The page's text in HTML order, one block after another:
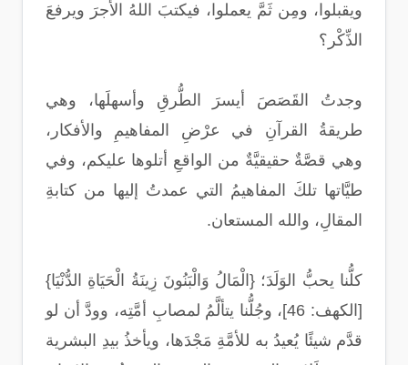
ويقبلوا، ومِن ثَمَّ يعملوا، فيكتبَ اللهُ الأجرَ ويرفعَ
الذِّكْر؟
وجدتُ القَصَصَ أيسرَ الطُّرقِ وأسهلَها، وهي
طريقةُ القرآنِ في عرْضِ المفاهيمِ والأفكار،
وهي قصَّةٌ حقيقيَّةٌ من الواقعِ أتلوها عليكم، وفي
طيَّاتها تلكَ المفاهيمُ التي عمدتُ إليها من كتابةِ
المقالِ، والله المستعان.
كلُّنا يحبُّ الوَلَدَ؛ {الْمَالُ وَالْبَنُونَ زِينَةُ الْحَيَاةِ الدُّنْيَا}
[الكهف: 46]، وجُلُّنا يتألَّمُ لمصابِ أمَّتِه، وودَّ أن لو
قدَّم شيئًا يُعيدُ به للأمَّةِ مَجْدَها، ويأخذُ بيدِ البشرية